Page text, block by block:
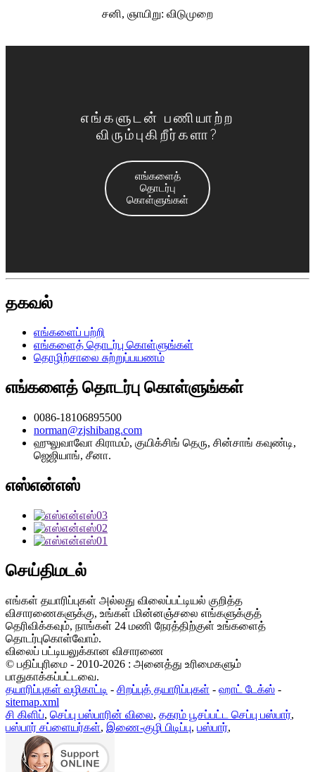
சனி, ஞாயிறு: விடுமுறை
எங்களுடன் பணியாற்ற
விரும்புகிறீர்களா?
எங்களைத்
தொடர்பு
கொள்ளுங்கள்
தகவல்
எங்களைப் பற்றி
எங்களைத் தொடர்பு கொள்ளுங்கள்
தொழிற்சாலை சுற்றுப்பயணம்
எங்களைத் தொடர்பு கொள்ளுங்கள்
0086-18106895500
norman@zjshibang.com
ஹுலுவாவோ கிராமம், குயிக்சிங் தெரு, சின்சாங் கவுண்டி,
ஜெஜியாங், சீனா.
எஸ்என்எஸ்
செய்திமடல்
எங்கள் தயாரிப்புகள் அல்லது விலைப்பட்டியல் குறித்த
விசாரணைகளுக்கு, உங்கள் மின்னஞ்சலை எங்களுக்குத்
தெரிவிக்கவும், நாங்கள் 24 மணி நேரத்திற்குள் உங்களைத்
தொடர்புகொள்வோம்.
விலைப் பட்டியலுக்கான விசாரணை
© பதிப்புரிமை - 2010-2026 : அனைத்து உரிமைகளும்
பாதுகாக்கப்பட்டவை.
தயாரிப்புகள் வழிகாட்டி - சிறப்புத் தயாரிப்புகள் - ஹாட் டேக்ஸ் -
sitemap.xml
சி கிளிப், செப்பு பஸ்பாரின் விலை, தகரம் பூசப்பட்ட செப்பு பஸ்பார்,
பஸ்பார் சப்ளையர்கள், இணை-குழி பிடிப்பு, பஸ்பார்,